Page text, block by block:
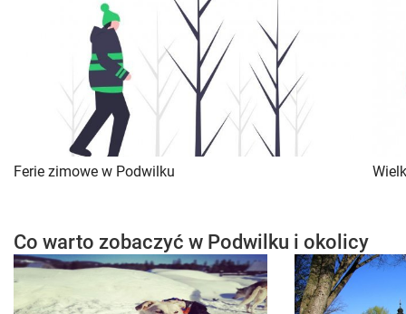
Ferie zimowe w Podwilku
Co warto zobaczyć w Podwilku i okolicy